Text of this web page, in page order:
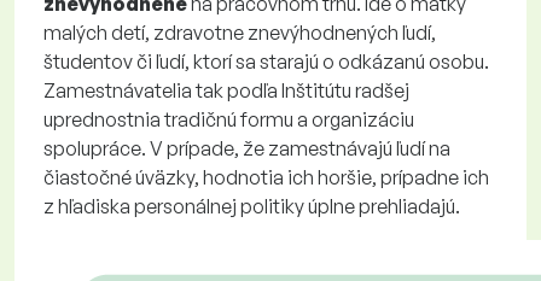
malých detí, zdravotne znevýhodnených ľudí,
študentov či ľudí, ktorí sa starajú o odkázanú osobu.
Zamestnávatelia tak podľa Inštitútu radšej
uprednostnia tradičnú formu a organizáciu
spolupráce. V prípade, že zamestnávajú ľudí na
čiastočné úväzky, hodnotia ich horšie, prípadne ich
z hľadiska personálnej politiky úplne prehliadajú.